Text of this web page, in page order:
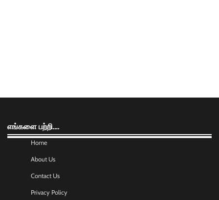
எங்களை பற்றி….
Home
About Us
Contact Us
Privacy Policy